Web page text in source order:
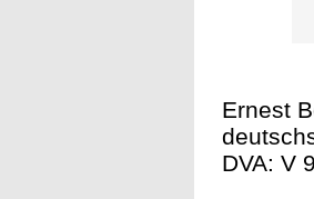
Ernest
DVA: V